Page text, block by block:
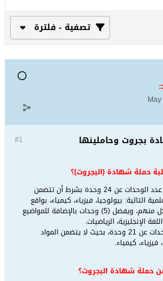
تصفية - فلترة
#1 بجروت وحاملينها
حملة شهادة (البجروت)؟
علمي: يشترط أن لا يقل عدد الوحدات عن 24 وحدة بشرط أن تتضمن
التالية: بيولوجيا، ‏فيزياء، كيمياء، بواقع
(3) وحدات على الأقل لكل منهم، ويفضل (5) وحدات بالإضافة للمواضيع
الإنجليزية، الرياضيات.‏
أدبي: أن لا يقل عدد الوحدات عن 21 وحدة، بحيث لا يتضمن المواد
فيزياء، كيمياء.‏
حملة شهادة البجروت؟